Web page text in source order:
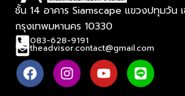
ชั้น 14 อาคาร Siamscape แขวงปทุมวัน
กรุงเทพมหานคร 10330
083-628-9191
theadvisor.contact@gmail.com